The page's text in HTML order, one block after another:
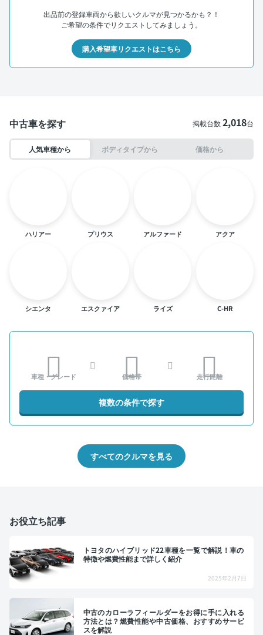
出品前の登録車両から欲しいクルマが見つかるかも？！
ご希望の条件でリクエストしてみましょう。
購入希望車リクエストはこちら
中古車を探す 掲載台数2,018台
人気車種から ボディタイプから 価格から
ハリアー プリウス アルファード アクア
シエンタ エスクァイア ライズ C-HR
車種・グレード 価格帯 走行距離
複数の条件で探す
すべてのクルマを見る
お役立ち記事
トヨタのハイブリッド22車種を一覧で解説！車の
特徴や燃費性能まで詳しく紹介
2025年2月7日
中古のカローラフィールダーをお得に手に入れる
方法とは？燃費性能や中古価格、おすすめサービ
スを解説